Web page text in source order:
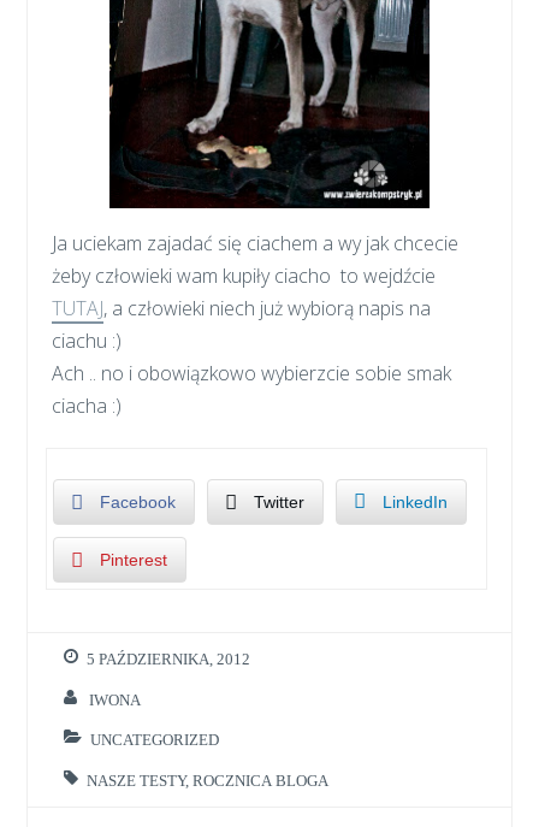
Ja uciekam zajadać się ciachem a wy jak chcecie
żeby człowieki wam kupiły ciacho to wejdźcie
TUTAJ, a człowieki niech już wybiorą napis na
ciachu :)
Ach .. no i obowiązkowo wybierzcie sobie smak
ciacha :)
Facebook Twitter LinkedIn
Pinterest
5 PAŹDZIERNIKA, 2012
IWONA
UNCATEGORIZED
NASZE TESTY,ROCZNICA BLOGA